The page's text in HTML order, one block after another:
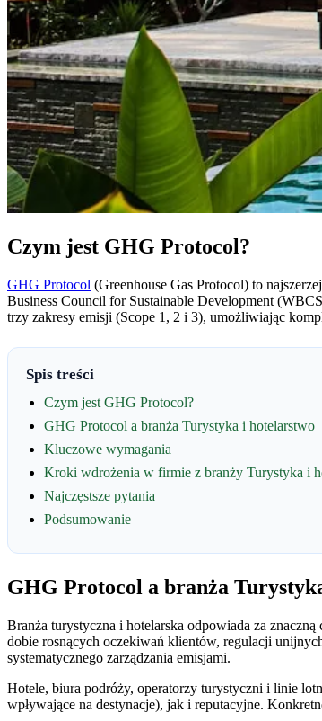
Czym jest GHG Protocol?
GHG Protocol (Greenhouse Gas Protocol) to
Business Council for Sustainable Development
trzy zakresy emisji (Scope 1, 2 i 3), umożliwiając
Spis treści
Czym jest GHG Protocol?
GHG Protocol a branża Turystyka i hotelarstwo
Kluczowe wymagania
Kroki wdrożenia w firmie z branży Turystyka i
Najczęstsze pytania
Podsumowanie
GHG Protocol a branża
Branża turystyczna i hotelarska odpowiada za
dobie rosnących oczekiwań klientów, regulacji
systematycznego zarządzania emisjami.
Hotele, biura podróży, operatorzy turystyczni i linie
wpływające na destynacje), jak i reputacyjne.